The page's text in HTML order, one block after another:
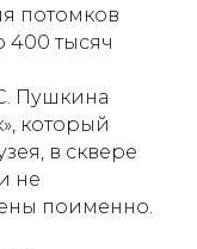
потомков
400 тысяч
Пушкина
который
в сквере
не
поименно.